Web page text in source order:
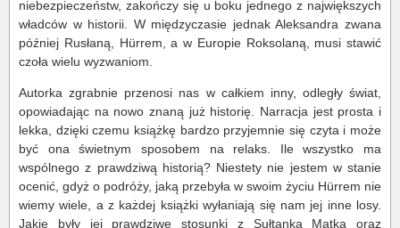
niebezpieczeństw, zakończy się u boku jednego z największych
władców w historii. W międzyczasie jednak Aleksandra zwana
później Rusłaną, Hürrem, a w Europie Roksolaną, musi stawić
czoła wielu wyzwaniom.
Autorka zgrabnie przenosi nas w całkiem inny, odległy świat,
opowiadając na nowo znaną już historię. Narracja jest prosta i
lekka, dzięki czemu książkę bardzo przyjemnie się czyta i może
być ona świetnym sposobem na relaks. Ile wszystko ma
wspólnego z prawdziwą historią? Niestety nie jestem w stanie
ocenić, gdyż o podróży, jaką przebyła w swoim życiu Hürrem nie
wiemy wiele, a z każdej książki wyłaniają się nam jej inne losy.
Jakie były jej prawdziwe stosunki z Sułtanką Matką oraz